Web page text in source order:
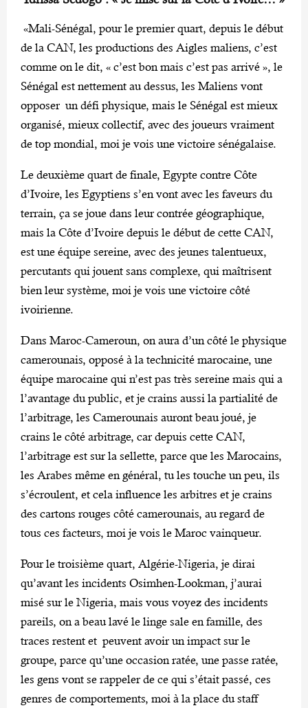
«Mali-Sénégal, pour le premier quart, depuis le début
de la CAN, les productions des Aigles maliens, c’est
comme on le dit, « c’est bon mais c’est pas arrivé », le
Sénégal est nettement au dessus, les Maliens vont
opposer un défi physique, mais le Sénégal est mieux
organisé, mieux collectif, avec des joueurs vraiment
de top mondial, moi je vois une victoire sénégalaise.
Le deuxième quart de finale, Egypte contre Côte
d’Ivoire, les Egyptiens s’en vont avec les faveurs du
terrain, ça se joue dans leur contrée géographique,
mais la Côte d’Ivoire depuis le début de cette CAN,
est une équipe sereine, avec des jeunes talentueux,
percutants qui jouent sans complexe, qui maîtrisent
bien leur système, moi je vois une victoire côté
ivoirienne.
Dans Maroc-Cameroun, on aura d’un côté le physique
camerounais, opposé à la technicité marocaine, une
équipe marocaine qui n’est pas très sereine mais qui a
l’avantage du public, et je crains aussi la partialité de
l’arbitrage, les Camerounais auront beau joué, je
crains le côté arbitrage, car depuis cette CAN,
l’arbitrage est sur la sellette, parce que les Marocains,
les Arabes même en général, tu les touche un peu, ils
s’écroulent, et cela influence les arbitres et je crains
des cartons rouges côté camerounais, au regard de
tous ces facteurs, moi je vois le Maroc vainqueur.
Pour le troisième quart, Algérie-Nigeria, je dirai
qu’avant les incidents Osimhen-Lookman, j’aurai
misé sur le Nigeria, mais vous voyez des incidents
pareils, on a beau lavé le linge sale en famille, des
traces restent et peuvent avoir un impact sur le
groupe, parce qu’une occasion ratée, une passe ratée,
les gens vont se rappeler de ce qui s’était passé, ces
genres de comportements, moi à la place du staff